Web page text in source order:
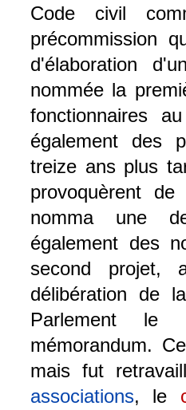
Code civil
précommission
d'élaboration
nommée la
fonctionnaires
également des
treize ans plus
provoquèrent
nomma une
également des
second projet,
délibération de
Parlement le
mémorandum.
mais fut
associations, le